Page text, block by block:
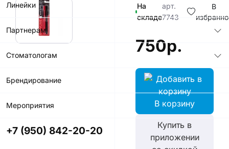
Линейки
Партнерам
Стоматологам
Брендирование
Мероприятия
+7 (950) 842-20-20
На
складе
арт.
7743
В
750р.
В корзину
Купить в
приложении